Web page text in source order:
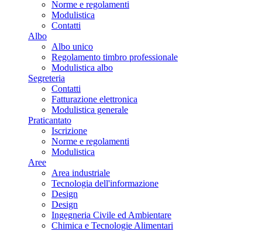
Norme e regolamenti
Modulistica
Contatti
Albo
Albo unico
Regolamento timbro professionale
Modulistica albo
Segreteria
Contatti
Fatturazione elettronica
Modulistica generale
Praticantato
Iscrizione
Norme e regolamenti
Modulistica
Aree
Area industriale
Tecnologia dell'informazione
Design
Design
Ingegneria Civile ed Ambientare
Chimica e Tecnologie Alimentari